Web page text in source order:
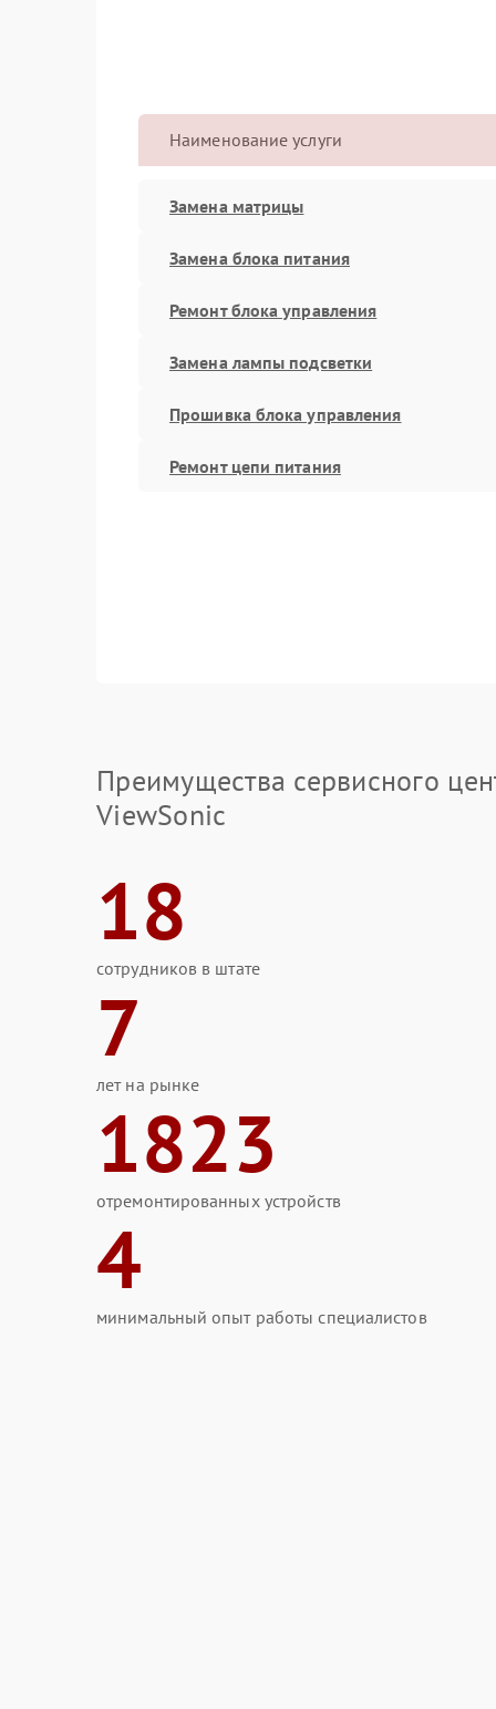
Наименование услуги
Замена матрицы
Замена блока питания
Ремонт блока управления
Замена лампы подсветки
Прошивка блока управления
Ремонт цепи питания
Преимущества сервисного
ViewSonic
18
сотрудников в штате
7
лет на рынке
1823
отремонтированных устройств
4
минимальный опыт работы специалистов